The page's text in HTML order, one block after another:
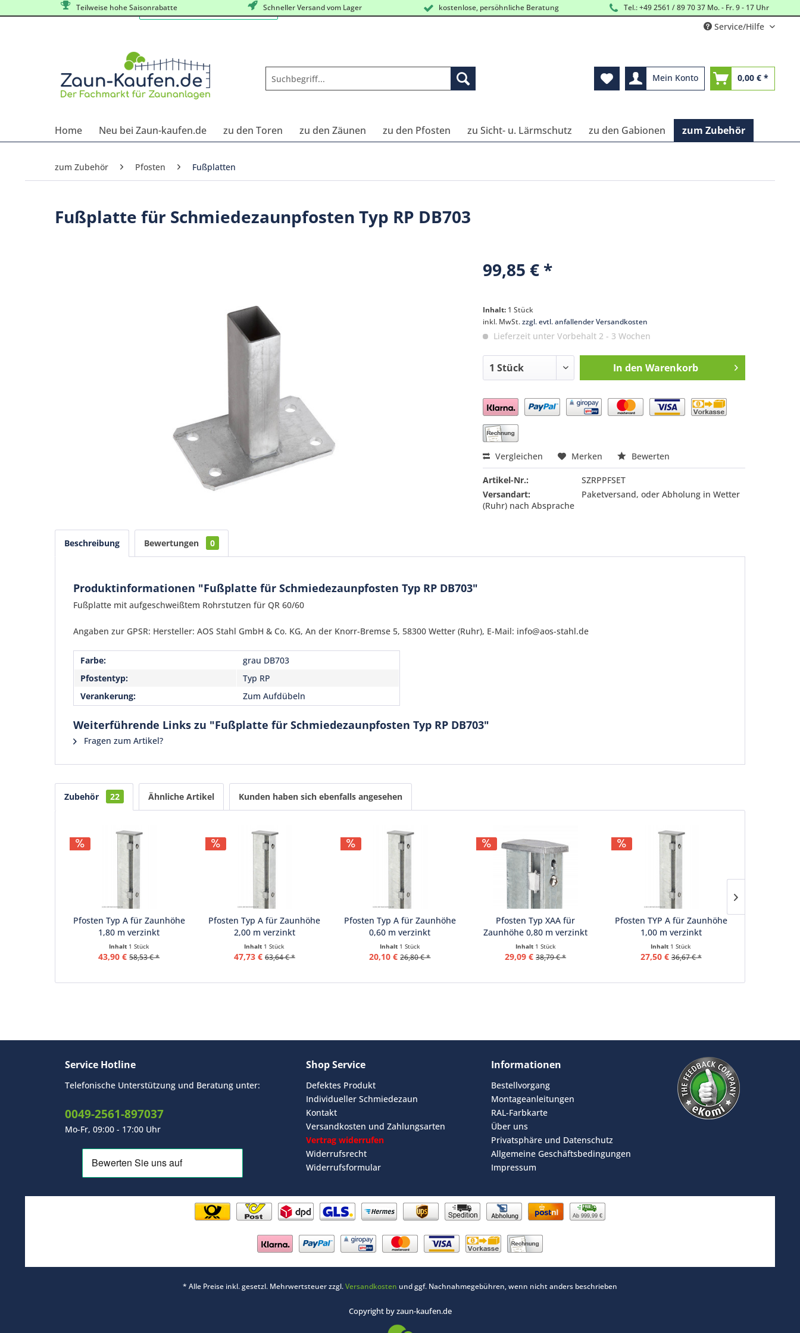
Teilweise hohe Saisonrabatte Schneller Versand vom Lager kostenlose, persöhnliche Beratung Tel.: +49 2561 / 89 70 37 Mo. - Fr. 9 - 17 Uhr
Service/Hilfe
Mein Konto 0,00 € *
Home Neu bei Zaun-kaufen.de zu den Toren zu den Zäunen zu den Pfosten zu Sicht- u. Lärmschutz zu den Gabionen zum Zubehör
zum Zubehör Pfosten Fußplatten
Fußplatte für Schmiedezaunpfosten Typ RP DB703
99,85 € *
Inhalt: 1 Stück
inkl. MwSt.zzgl. evtl. anfallender Versandkosten
Lieferzeit unter Vorbehalt 2 - 3 Wochen
In den Warenkorb
Preis anfragen
Senden
Vergleichen Merken Bewerten
Artikel-Nr.:
SZRPPFSET
Versandart:
Paketversand, oder Abholung in Wetter
(Ruhr) nach Absprache
Beschreibung Bewertungen 0
Produktinformationen "Fußplatte für Schmiedezaunpfosten Typ RP DB703"
Fußplatte mit aufgeschweißtem Rohrstutzen für QR 60/60
Angaben zur GPSR: Hersteller: AOS Stahl GmbH & Co. KG, An der Knorr-Bremse 5, 58300 Wetter (Ruhr), E-Mail: info@aos-stahl.de
Farbe:
grau DB703
Pfostentyp:
Typ RP
Verankerung:
Zum Aufdübeln
Weiterführende Links zu "Fußplatte für Schmiedezaunpfosten Typ RP DB703"
Fragen zum Artikel?
Zubehör 22 Ähnliche Artikel Kunden haben sich ebenfalls angesehen
Pfosten Typ A für Zaunhöhe
1,80 m verzinkt
Inhalt 1 Stück
43,90 € 58,53 € *
Pfosten Typ A für Zaunhöhe
2,00 m verzinkt
Inhalt 1 Stück
47,73 € 63,64 € *
Pfosten Typ A für Zaunhöhe
0,60 m verzinkt
Inhalt 1 Stück
20,10 € 26,80 € *
Pfosten Typ XAA für
Zaunhöhe 0,80 m verzinkt
Inhalt 1 Stück
29,09 € 38,79 € *
Pfosten TYP A für Zaunhöhe
1,00 m verzinkt
Inhalt 1 Stück
27,50 € 36,67 € *
Service Hotline
Telefonische Unterstützung und Beratung unter:
0049-2561-897037
Mo-Fr, 09:00 - 17:00 Uhr
Shop Service
Defektes Produkt
Individueller Schmiedezaun
Kontakt
Versandkosten und Zahlungsarten
Vertrag widerrufen
Widerrufsrecht
Widerrufsformular
Informationen
Bestellvorgang
Montageanleitungen
RAL-Farbkarte
Über uns
Privatsphäre und Datenschutz
Allgemeine Geschäftsbedingungen
Impressum
Ab 999,99 €
* Alle Preise inkl. gesetzl. Mehrwertsteuer zzgl.Versandkosten und ggf. Nachnahmegebühren, wenn nicht anders beschrieben
Copyright by zaun-kaufen.de